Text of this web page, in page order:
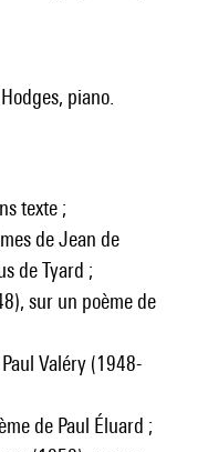
piano.
texte ;
de Jean de
de Tyard ;
sur un poème de
Valéry (1948-
de Paul Éluard ;